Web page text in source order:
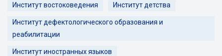
Институт востоковедения Институт детства
Институт дефектологического образования и
реабилитации
Институт иностранных языков